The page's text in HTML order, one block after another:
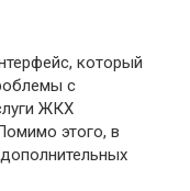
который
с
ЖКХ
этого, в